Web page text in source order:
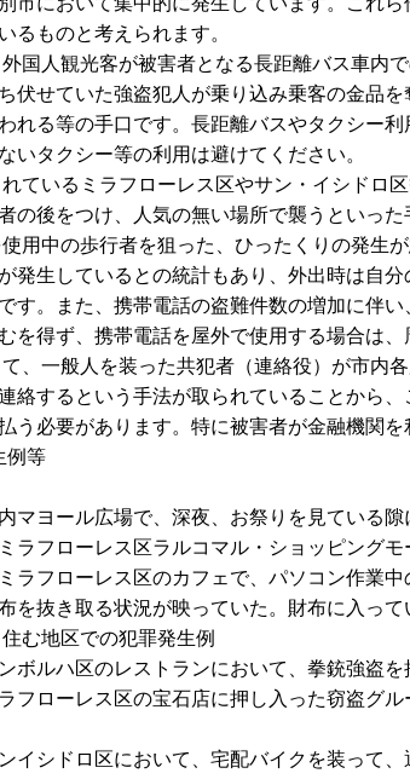
るものと考えられます。
国人観光客が被害者となる長距離バス車内
伏せていた強盗犯人が乗り込み乗客の金品
れる等の手口です。長距離バスやタクシー
いタクシー等の利用は避けてください。
ているミラフローレス区やサン・イシドロ
の後をつけ、人気の無い場所で襲うといっ
用中の歩行者を狙った、ひったくりの発生
発生しているとの統計もあり、外出時は自
す。また、携帯電話の盗難件数の増加に伴
を得ず、携帯電話を屋外で使用する場合は、
、一般人を装った共犯者（連絡役）が市内
絡するという手法が取られていることから
う必要があります。特に被害者が金融機関
例等
マヨール広場で、深夜、お祭りを見ている
ラフローレス区ラルコマル・ショッピング
ラフローレス区のカフェで、パソコン作業
を抜き取る状況が映っていた。財布に入っ
む地区での犯罪発生例
ボルハ区のレストランにおいて、拳銃強盗
フローレス区の宝石店に押し入った窃盗グ
イシドロ区において、宅配バイクを装って